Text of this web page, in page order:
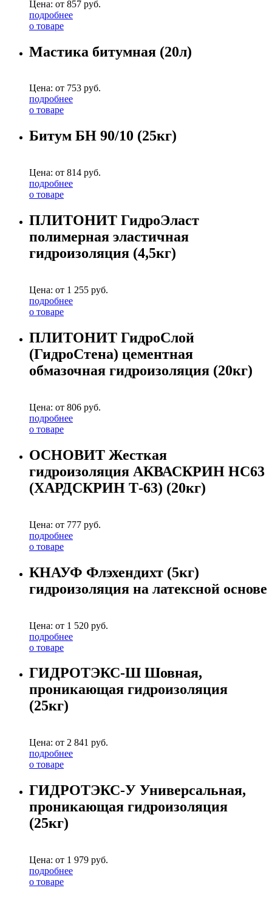
Цена: от 857 руб.
подробнее
о товаре
Мастика битумная (20л)
Цена: от 753 руб.
подробнее
о товаре
Битум БН 90/10 (25кг)
Цена: от 814 руб.
подробнее
о товаре
ПЛИТОНИТ ГидроЭласт
полимерная эластичная
гидроизоляция (4,5кг)
Цена: от 1 255 руб.
подробнее
о товаре
ПЛИТОНИТ ГидроСлой
(ГидроСтена) цементная
обмазочная гидроизоляция (20кг)
Цена: от 806 руб.
подробнее
о товаре
ОСНОВИТ Жесткая
гидроизоляция АКВАСКРИН HC63
(ХАРДСКРИН Т-63) (20кг)
Цена: от 777 руб.
подробнее
о товаре
КНАУФ Флэхендихт (5кг)
гидроизоляция на латексной основе
Цена: от 1 520 руб.
подробнее
о товаре
ГИДРОТЭКС-Ш Шовная,
проникающая гидроизоляция
(25кг)
Цена: от 2 841 руб.
подробнее
о товаре
ГИДРОТЭКС-У Универсальная,
проникающая гидроизоляция
(25кг)
Цена: от 1 979 руб.
подробнее
о товаре